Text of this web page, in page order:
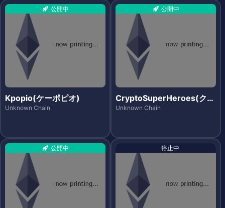
公開中
Kpopio(ケーポピオ)
Unknown Chain
公開中
CryptoSuperHeroes(クリ
プトスーパーヒーローズ)
Unknown Chain
公開中 停止中